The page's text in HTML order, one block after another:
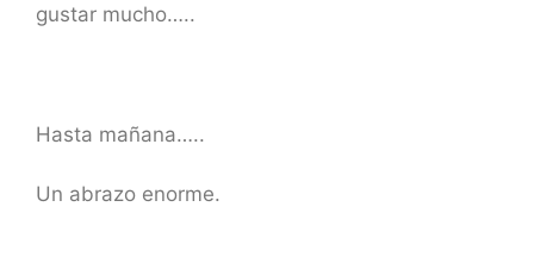
gustar mucho…..
Hasta mañana…..
Un abrazo enorme.